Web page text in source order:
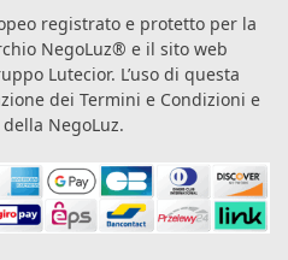
registrato e protetto per la
NegoLuz® e il sito web
Lutecior. L’uso di questa
dei Termini e Condizioni e
della NegoLuz.